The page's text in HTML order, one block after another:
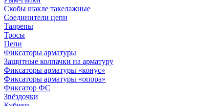
Скобы шакле такелажные
Соединители цепи
Талрепы
Тросы
Цепи
Фиксаторы арматуры
Защитные колпачки на арматуру
Фиксаторы арматуры «конус»
Фиксаторы арматуры «опора»
Фиксатор ФС
Звёздочки